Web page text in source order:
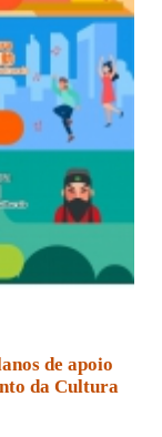
de apoio
da Cultura